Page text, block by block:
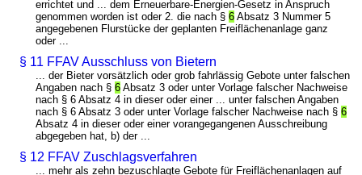
errichtet und ... dem Erneuerbare-Energien-Gesetz in Anspruch
genommen worden ist oder 2. die nach §6 Absatz 3 Nummer 5
angegebenen Flurstücke der geplanten Freiflächenanlage ganz
oder ...
§ 11 FFAV Ausschluss von Bietern
... der Bieter vorsätzlich oder grob fahrlässig Gebote unter falschen
Angaben nach §6 Absatz 3 oder unter Vorlage falscher Nachweise
nach § 6 Absatz 4 in dieser oder einer ... unter falschen Angaben
nach § 6 Absatz 3 oder unter Vorlage falscher Nachweise nach §6
Absatz 4 in dieser oder einer vorangegangenen Ausschreibung
abgegeben hat, b) der ...
§ 12 FFAV Zuschlagsverfahren
... mehr als zehn bezuschlagte Gebote für Freiflächenanlagen auf